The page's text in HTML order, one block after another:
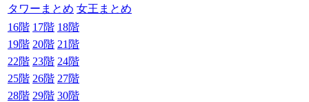
タワーまとめ 女王まとめ
16階 17階 18階
19階 20階 21階
22階 23階 24階
25階 26階 27階
28階 29階 30階